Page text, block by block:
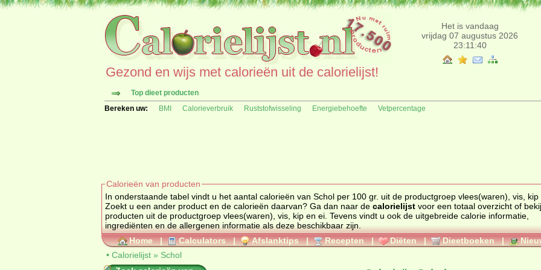
Het is vandaag
vrijdag 07 augustus 2026
23:11:40
Gezond en wijs met calorieën uit de calorielijst!
Top dieet producten
Bereken uw:
BMI Calorieverbruik Ruststofwisseling Energiebehoefte Vetpercentage
Calorieën van producten
In onderstaande tabel vindt u het aantal calorieën van Schol per 100 gr. uit de productgroep vlees(waren), vis, kip en ei.
Zoekt u een ander product en de calorieën daarvan? Ga dan naar de calorielijst voor een totaal overzicht of bekijk alle
producten uit de productgroep vlees(waren), vis, kip en ei
ingrediënten en de allergenen informatie als deze beschikbaar zijn.
Home | Calculators | Afslanktips | Recepten | Diëten | Dieetboeken |
• Calorielijst » Schol